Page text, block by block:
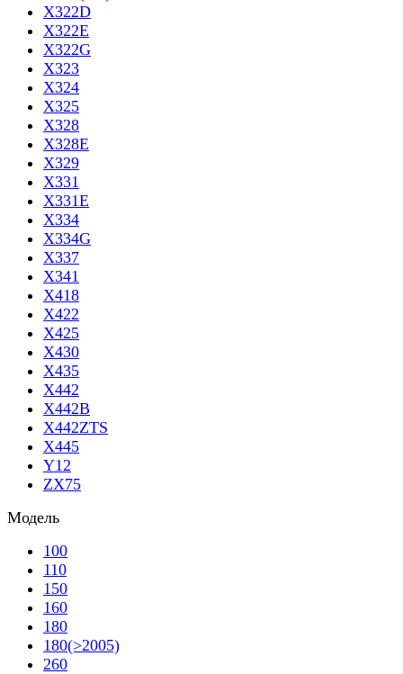
X322D
X322E
X322G
X323
X324
X325
X328
X328E
X329
X331
X331E
X334
X334G
X337
X341
X418
X422
X425
X430
X435
X442
X442B
X442ZTS
X445
Y12
ZX75
Модель
100
110
150
160
180
180(>2005)
260